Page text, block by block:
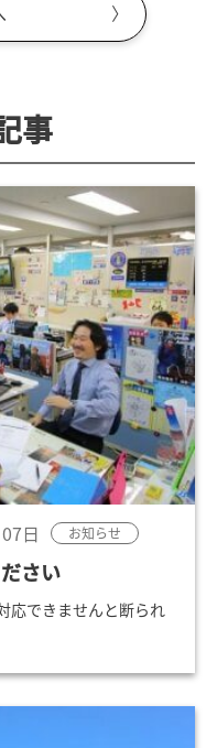
事
日 お知らせ
さい
応できませんと断られ